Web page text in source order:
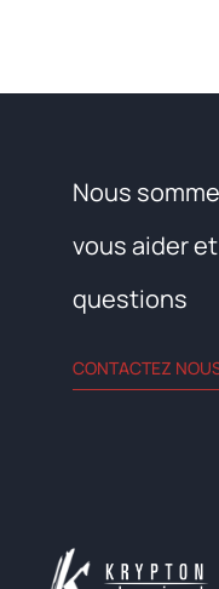
Nous
vous aider
questions
CONTACTEZ